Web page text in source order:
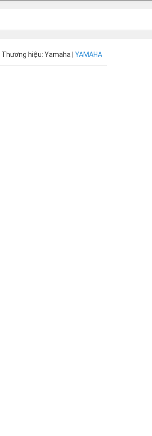
Thương hiệu: Yamaha | YAMAHA